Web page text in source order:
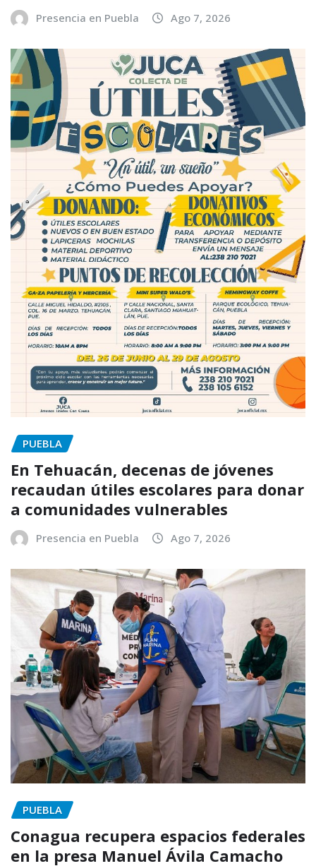
Presencia en Puebla Ago 7, 2026
PUEBLA
En Tehuacán, decenas de jóvenes
recaudan útiles escolares para donar
a comunidades vulnerables
Presencia en Puebla Ago 7, 2026
PUEBLA
Conagua recupera espacios federales
en la presa Manuel Ávila Camacho